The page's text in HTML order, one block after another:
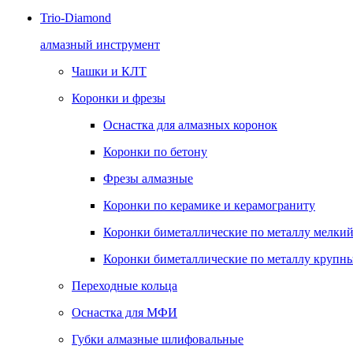
Trio-Diamond
алмазный инструмент
Чашки и КЛТ
Коронки и фрезы
Оснастка для алмазных коронок
Коронки по бетону
Фрезы алмазные
Коронки по керамике и керамограниту
Коронки биметаллические по металлу
Коронки биметаллические по металлу
Переходные кольца
Оснастка для МФИ
Губки алмазные шлифовальные